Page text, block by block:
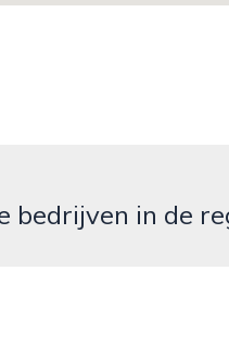
bedrijven in de